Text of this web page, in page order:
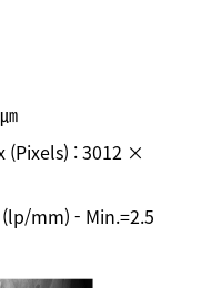
(Pixels) : 3012 ×
mm) - Min.=2.5